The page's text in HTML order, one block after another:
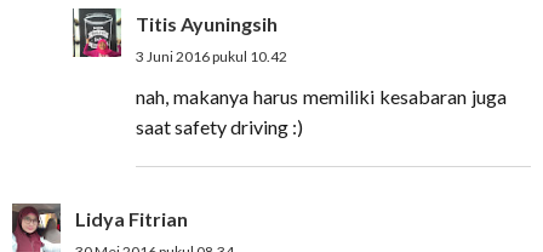
Titis Ayuningsih
3 Juni 2016 pukul 10.42
nah, makanya harus memiliki kesabaran juga
saat safety driving :)
Lidya Fitrian